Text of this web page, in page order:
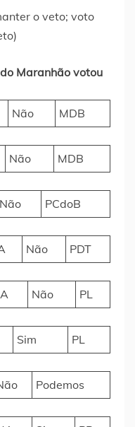
o veto; voto
Maranhão votou
Não MDB
Não MDB
Não PCdoB
Não PDT
Não PL
Sim PL
Podemos